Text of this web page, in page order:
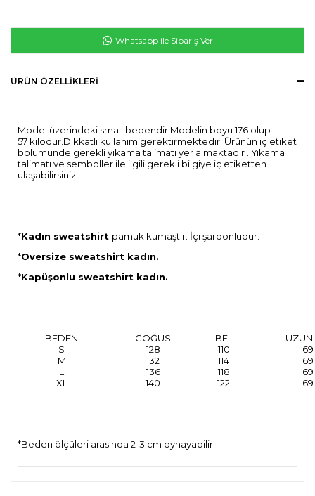
Whatsapp ile Sipariş Ver
ÜRÜN ÖZELLIKLERI
Model üzerindeki small bedendir Modelin boyu 176 olup
57 kilodur.Dikkatli kullanım gerektirmektedir. Ürünün iç etiket
bölümünde gerekli yıkama talimatı yer almaktadır . Yıkama
talimatı ve semboller ile ilgili gerekli bilgiye iç etiketten
ulaşabilirsiniz.
*Kadın sweatshirt pamuk kumaştır. İçi şardonludur.
*Oversize sweatshirt kadın.
*Kapüşonlu sweatshirt kadın.
BEDEN GÖĞÜS BEL
S
128 110
69
M
132 114
69
L
136 118
69
XL
140 122 69
*Beden ölçüleri arasında 2-3 cm oynayabilir.